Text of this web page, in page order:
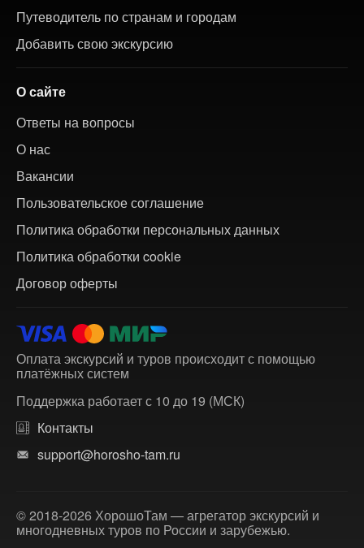
Путеводитель по странам и городам
Добавить свою экскурсию
О сайте
Ответы на вопросы
О нас
Вакансии
Пользовательское соглашение
Политика обработки персональных данных
Политика обработки cookie
Договор оферты
Оплата экскурсий и туров происходит с помощью
платёжных систем
Поддержка работает с 10 до 19 (МСК)
Контакты
support@horosho-tam.ru
© 2018-2026 ХорошоТам — агрегатор экскурсий и
многодневных туров по России и зарубежью.